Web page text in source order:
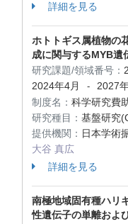
詳細を見る
ホトトギス属植物の
成に関与するMYB遺
研究課題/領域番号：
2024年4月
-
2027
制度名： 科学研究費
研究種目： 基盤研究
提供機関： 日本学術
大谷 真広
詳細を見る
南極地域固有種ハリ
性遺伝子の単離およ